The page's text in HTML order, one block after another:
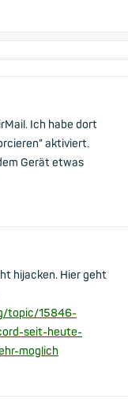
Ich habe dort
aktiviert.
Gerät etwas
hijacken. Hier geht
topic/15846-
seit-heute-
moglich